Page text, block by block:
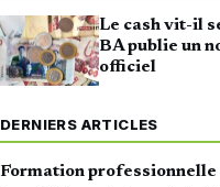
Le cash vit-il
BA publie un
officiel
DERNIERS ARTICLES
Formation professionnelle